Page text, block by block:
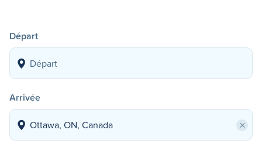
Départ
Arrivée
×